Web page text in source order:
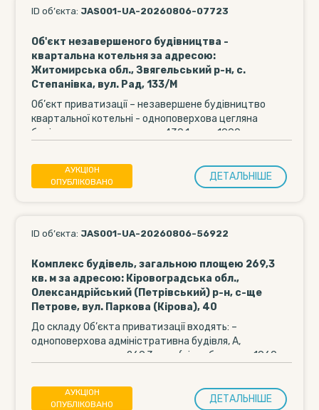
ID об’єкта: JAS001-UA-20260806-07723
Об'єкт незавершеного будівництва -
квартальна котельня за адресою:
Житомирська обл., Звягельський р-н, с.
Степанівка, вул. Рад, 133/М
Об’єкт приватизації – незавершене будівництво
квартальної котельні - одноповерхова цегляна
будівля загальною площею 430,1 кв. м, 1990 року
АУКЦІОН
ОПУБЛІКОВАНО
ДЕТАЛЬНIШЕ
ID об’єкта: JAS001-UA-20260806-56922
Комплекс будівель, загальною площею 269,3
кв. м за адресою: Кіровоградська обл.,
Олександрійський (Петрівський) р-н, с-ще
Петрове, вул. Паркова (Кірова), 40
До складу Об’єкта приватизації входять: –
одноповерхова адміністративна будівля, А,
загальною площею 269,3 кв. м (рік побудови – 1960;
АУКЦІОН
ОПУБЛІКОВАНО
ДЕТАЛЬНIШЕ